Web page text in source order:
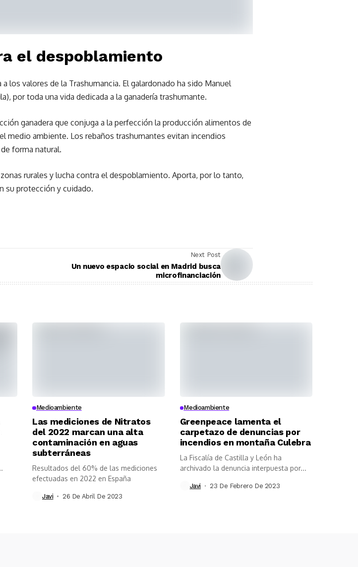
el despoblamiento
los valores de la Trashumancia. El galardonado ha sido Manuel
por toda una vida dedicada a la ganadería trashumante.
ganadera que conjuga a la perfección la producción alimentos de
medio ambiente. Los rebaños trashumantes evitan incendios
forma natural.
rurales y lucha contra el despoblamiento. Aporta, por lo tanto,
su protección y cuidado.
Next Post
Un nuevo espacio social en Madrid busca
microfinanciación
Medioambiente
Las mediciones de Nitratos
del 2022 marcan una alta
contaminación en aguas
subterráneas
Resultados del 60% de las mediciones
efectuadas en 2022 en España
Javi 26 De Abril De 2023
Medioambiente
Greenpeace lamenta el
carpetazo de denuncias por
incendios en montaña Culebra
La Fiscalía de Castilla y León ha
archivado la denuncia interpuesta por...
Javi 23 De Febrero De 2023